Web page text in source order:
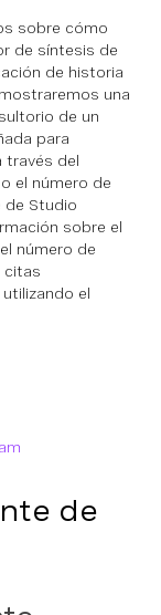
sobre cómo
de síntesis de
de historia
una
de un
para
través del
el número de
de Studio
sobre el
número de
citas
el
de